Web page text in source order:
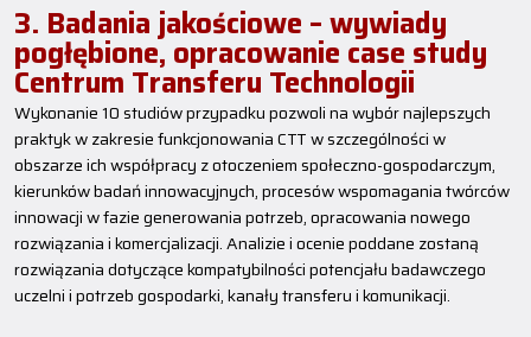
3. Badania jakościowe – wywiady
pogłębione, opracowanie case study
Centrum Transferu Technologii
Wykonanie 10 studiów przypadku pozwoli na wybór najlepszych
praktyk w zakresie funkcjonowania CTT w szczególności w
obszarze ich współpracy z otoczeniem społeczno-gospodarczym,
kierunków badań innowacyjnych, procesów wspomagania twórców
innowacji w fazie generowania potrzeb, opracowania nowego
rozwiązania i komercjalizacji. Analizie i ocenie poddane zostaną
rozwiązania dotyczące kompatybilności potencjału badawczego
uczelni i potrzeb gospodarki, kanały transferu i komunikacji.